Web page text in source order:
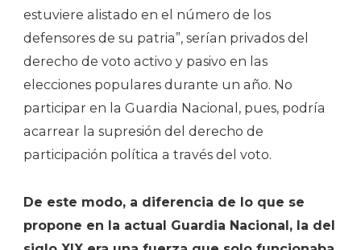
estuviere alistado en el número de los
defensores de su patria”, serían privados del
derecho de voto activo y pasivo en las
elecciones populares durante un año. No
participar en la Guardia Nacional, pues, podría
acarrear la supresión del derecho de
participación política a través del voto.
De este modo, a diferencia de lo que se
propone en la actual Guardia Nacional, la del